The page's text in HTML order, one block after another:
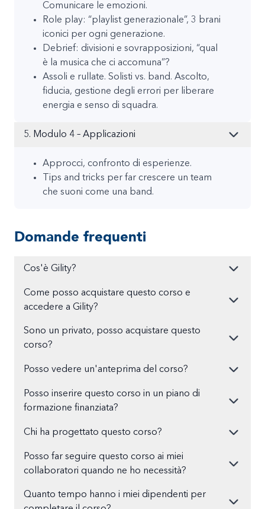
Comunicare le emozioni.
Role play: “playlist generazionale”, 3 brani
iconici per ogni generazione.
Debrief: divisioni e sovrapposizioni, “qual
è la musica che ci accomuna”?
Assoli e rullate. Solisti vs. band. Ascolto,
fiducia, gestione degli errori per liberare
energia e senso di squadra.
5. Modulo 4 – Applicazioni
Approcci, confronto di esperienze.
Tips and tricks per far crescere un team
che suoni come una band.
Domande frequenti
Cos'è Gility?
Come posso acquistare questo corso e
accedere a Gility?
Sono un privato, posso acquistare questo
corso?
Posso vedere un'anteprima del corso?
Posso inserire questo corso in un piano di
formazione finanziata?
Chi ha progettato questo corso?
Posso far seguire questo corso ai miei
collaboratori quando ne ho necessità?
Quanto tempo hanno i miei dipendenti per